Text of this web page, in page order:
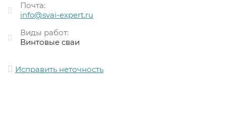
Почта:
info@svai-expert.ru
Виды работ:
Винтовые сваи
Исправить неточность